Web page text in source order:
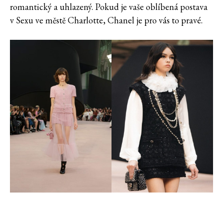
romantický a uhlazený. Pokud je vaše oblíbená postava
v Sexu ve městě Charlotte, Chanel je pro vás to pravé.